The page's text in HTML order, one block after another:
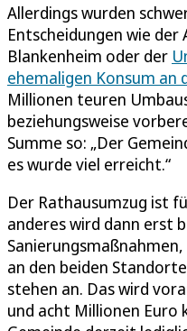
Allerdings wurden
Entscheidungen wie der
Blankenheim oder der
ehemaligen Konsum an
Millionen teuren
beziehungsweise
Summe so: „Der
es wurde viel erreicht.“
Der Rathausumzug ist
anderes wird dann erst
an den beiden
stehen an. Das wird
und acht Millionen Euro